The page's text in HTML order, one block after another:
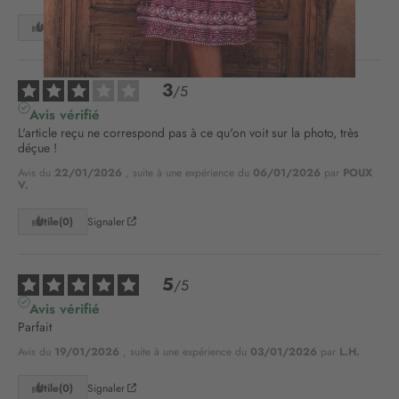
Utile
3/5
Avis vérifié
L'article reçu ne correspond pas à ce qu'on voit sur la photo, très
déçue !
Avis du 22/01/2026 , suite à une expérience du 06/01/2026 par POUX
V.
Utile(0) Signaler
5/5
Avis vérifié
Parfait
Avis du 19/01/2026 , suite à une expérience du 03/01/2026 par L.H.
Utile(0) Signaler
n
o
t
r
t
d
’
i
f
r